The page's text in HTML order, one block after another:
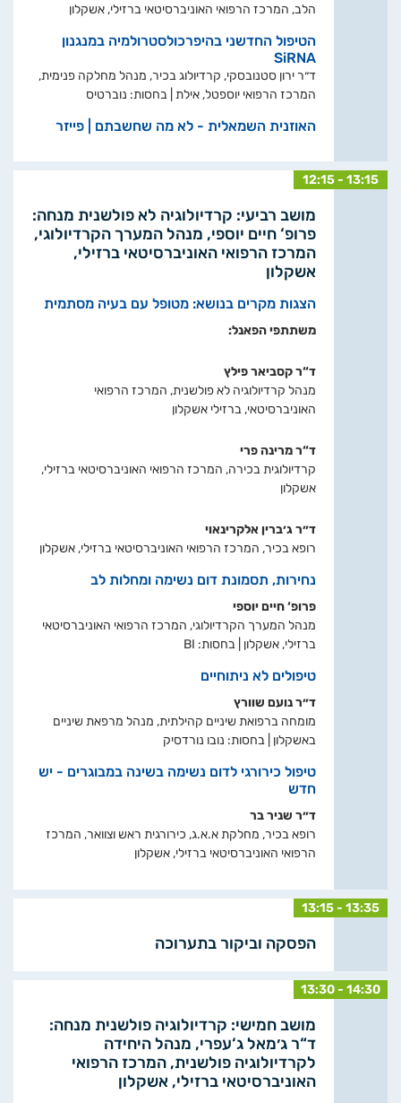
הלב, המרכז הרפואי האוניברסיטאי ברזילי, אשקלון
הטיפול החדשני בהיפרכולסטרולמיה במנגנון
SiRNA
ד״ר ירון סטנובסקי, קרדיולוג בכיר, מנהל מחלקה פנימית,
המרכז הרפואי יוספטל, אילת | בחסות: נוברטיס
האוזנית השמאלית - לא מה שחשבתם | פייזר
12:15 - 13:15
מושב רביעי: קרדיולוגיה לא פולשנית מנחה:
פרופ‘ חיים יוספי, מנהל המערך הקרדיולוגי,
המרכז הרפואי האוניברסיטאי ברזילי,
אשקלון
הצגות מקרים בנושא: מטופל עם בעיה מסתמית
משתתפי הפאנל:
ד“ר קסביאר פילץ
מנהל קרדיולוגיה לא פולשנית, המרכז הרפואי
האוניברסיטאי, ברזילי אשקלון
ד“ר מרינה פרי
קרדיולוגית בכירה, המרכז הרפואי האוניברסיטאי ברזילי,
אשקלון
ד״ר ג׳ברין אלקרינאוי
רופא בכיר, המרכז הרפואי האוניברסיטאי ברזילי, אשקלון
נחירות, תסמונת דום נשימה ומחלות לב
פרופ‘ חיים יוספי
מנהל המערך הקרדיולוגי, המרכז הרפואי האוניברסיטאי
ברזילי, אשקלון | בחסות: BI
טיפולים לא ניתוחיים
ד״ר נועם שוורץ
מומחה ברפואת שיניים קהילתית, מנהל מרפאת שיניים
באשקלון | בחסות: נובו נורדסיק
טיפול כירורגי לדום נשימה בשינה במבוגרים - יש
חדש
ד״ר שניר בר
רופא בכיר, מחלקת א.א.ג, כירורגית ראש וצוואר, המרכז
הרפואי האוניברסיטאי ברזילי, אשקלון
13:15 - 13:35
הפסקה וביקור בתערוכה
13:30 - 14:30
מושב חמישי: קרדיולוגיה פולשנית מנחה:
ד“ר ג׳מאל ג‘עפרי, מנהל היחידה
לקרדיולוגיה פולשנית, המרכז הרפואי
האוניברסיטאי ברזילי, אשקלון